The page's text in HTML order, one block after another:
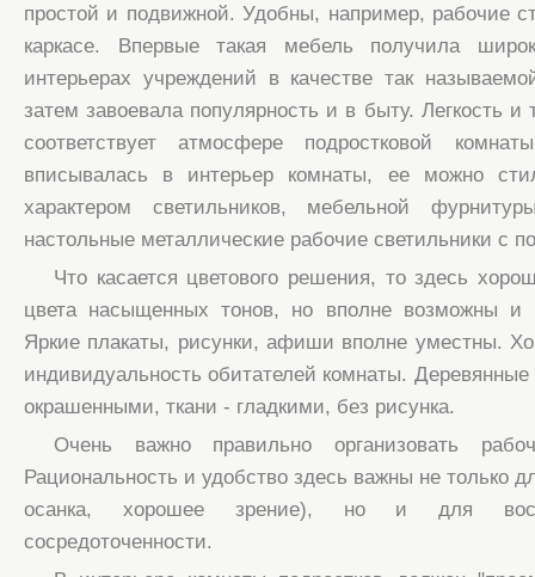
простой и подвижной. Удобны, например, рабочие
каркасе. Впервые такая мебель получила
интерьерах учреждений в качестве так
затем завоевала популярность и в быту. Легкость и
соответствует атмосфере подростковой
вписывалась в интерьер комнаты, ее можно
характером светильников, мебельной
настольные металлические рабочие светильники с
Что касается цветового решения, то здесь
цвета насыщенных тонов, но вполне возможны и
Яркие плакаты, рисунки, афиши вполне уместны.
индивидуальность обитателей комнаты. Деревянные
окрашенными, ткани - гладкими, без рисунка.
Очень важно правильно организовать
Рациональность и удобство здесь важны не только
осанка, хорошее зрение), но и для
сосредоточенности.